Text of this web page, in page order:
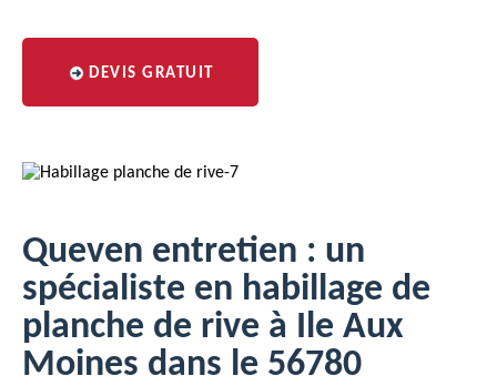
DEVIS GRATUIT
Queven entretien : un
spécialiste en habillage de
planche de rive à Ile Aux
Moines dans le 56780